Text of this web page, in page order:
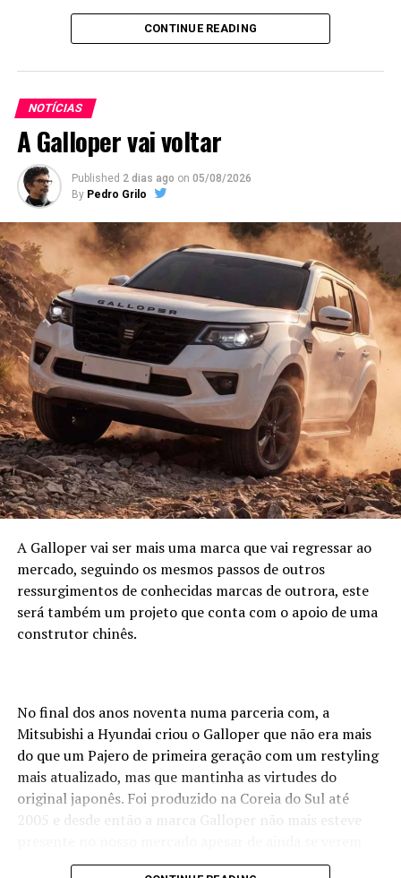
“os meus brinquedos”. E que “brinquedos”! Nas imagens
podemos ver os Bugatti Veyron e Chiron, os Ferrari
outros de uma coleção onde não faltam modelos da
Lamborghini, Mercedes, Porsche ou Rolls Royce. Além
dos “conhecidos”, suspeita-se que o CR7 terá ainda
alguns modelos raros “escondidos” dos olhos do público
nesta sua “man’s cave” de muitos milhões.
CONTINUE READING
NOTÍCIAS
A Galloper vai voltar
Published 2 dias ago on 05/08/2026
By Pedro Grilo
A Galloper vai ser mais uma marca que vai regressar ao
mercado, seguindo os mesmos passos de outros
ressurgimentos de conhecidas marcas de outrora, este
será também um projeto que conta com o apoio de uma
construtor chinês.
No final dos anos noventa numa parceria com, a
Mitsubishi a Hyundai criou o Galloper que não era mais
do que um Pajero de primeira geração com um restyling
mais atualizado, mas que mantinha as virtudes do
original japonês. Foi produzido na Coreia do Sul até
2005 e desde então a marca Galloper não mais esteve
muitos Galloper nas nossas estradas, sejam de asfalto ou